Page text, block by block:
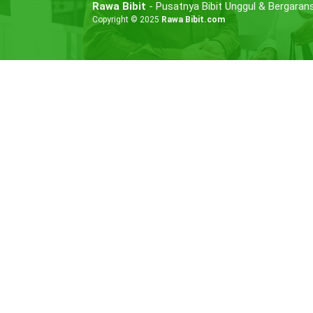
Rawa Bibit - Pusatnya Bibit Unggul &
Copyright © 2025 Rawa Bibit.com